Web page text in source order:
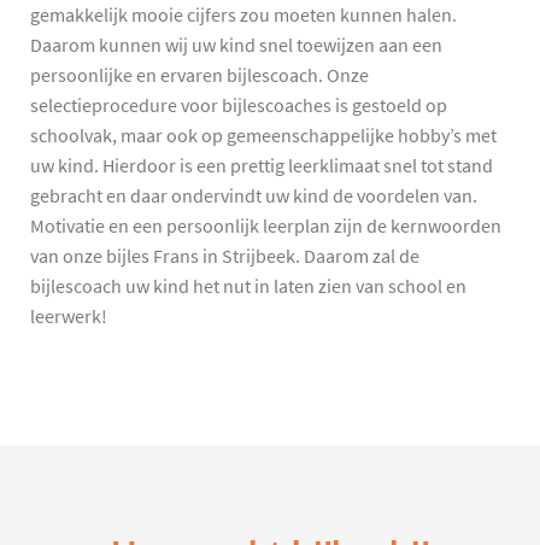
gemakkelijk mooie cijfers zou moeten kunnen halen.
Daarom kunnen wij uw kind snel toewijzen aan een
persoonlijke en ervaren bijlescoach. Onze
selectieprocedure voor bijlescoaches is gestoeld op
schoolvak, maar ook op gemeenschappelijke hobby’s met
uw kind. Hierdoor is een prettig leerklimaat snel tot stand
gebracht en daar ondervindt uw kind de voordelen van.
Motivatie en een persoonlijk leerplan zijn de kernwoorden
van onze bijles Frans in Strijbeek. Daarom zal de
bijlescoach uw kind het nut in laten zien van school en
leerwerk!